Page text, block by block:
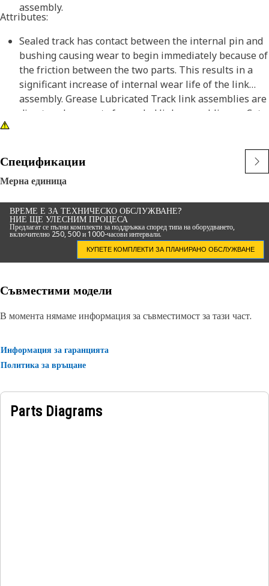
assembly.
Attributes:
Sealed track has contact between the internal pin and
bushing causing wear to begin immediately because of
the friction between the two parts. This results in a
significant increase of internal wear life of the link
assembly. Grease Lubricated Track link assemblies are
direct replacements for sealed link assemblies on Cat
Спецификации
Мерна единица
ВРЕМЕ Е ЗА ТЕХНИЧЕСКО ОБСЛУЖВАНЕ?
НИЕ ЩЕ УЛЕСНИМ ПРОЦЕСА
Предлагат се пълни комплекти за поддръжка според типа на оборудването,
включително 250, 500 и 1000-часови интервали.
КУПЕТЕ КОМПЛЕКТИ ЗА ПЛАНИРАНО ОБСЛУЖВАНЕ
Съвместими модели
В момента нямаме информация за съвместимост за тази част.
Информация за гаранцията
Политика за връщане
Parts Diagrams